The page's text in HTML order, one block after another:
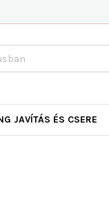
JAVÍTÁS ÉS CSERE